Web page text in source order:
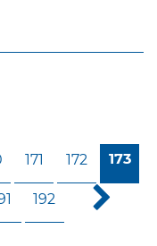
171 172 173
192